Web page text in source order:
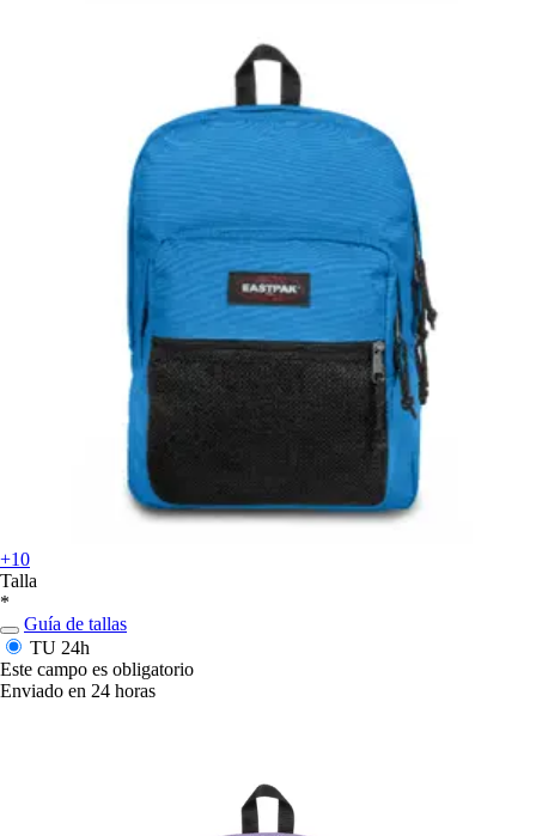
+10
Talla
*
Guía de tallas
TU 24h
Este campo es obligatorio
Enviado en 24 horas